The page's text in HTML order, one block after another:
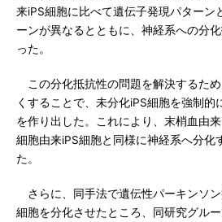
来iPS細胞に比べて遺伝子発現パターン
ーンが異なるとともに、神経系への分
った。
この分化抵抗性の問題を解決するた
くすることで、未分化iPS細胞を強制的
を作り出した。これにより、末梢血由
細胞由来iPS細胞と同様に神経系へ分化
た。
さらに、同手法で遺伝性パーキンソ
細胞を分化させたところ、同研究グル